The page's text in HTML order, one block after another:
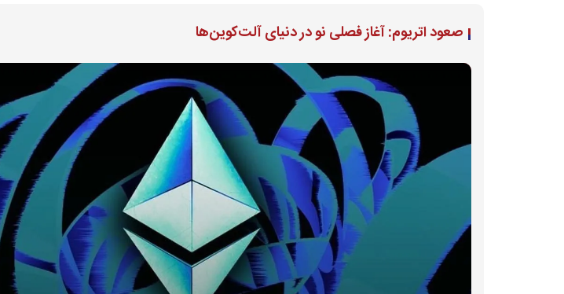
صعود اتریوم: آغاز فصلی نو در دنیای آلت‌کوین‌ها